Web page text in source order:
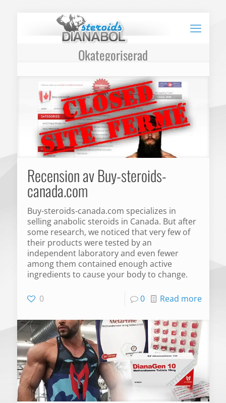
Okategoriserad
Recension av Buy-steroids-
canada.com
Buy-steroids-canada.com specializes in
selling anabolic steroids in Canada. But after
some research, we noticed that very few of
their products were tested by an
independent laboratory and even fewer
among them contained enough active
ingredients to cause your body to change.
0 0 Read more